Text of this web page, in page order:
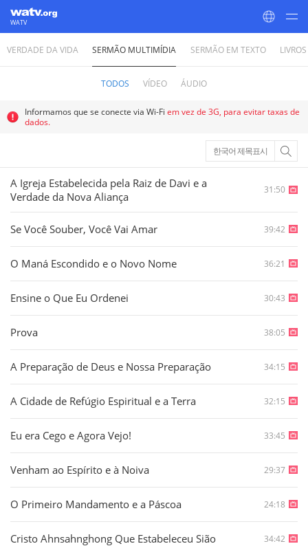
WATV
World Mission Society Church of God
VERDADE DA VIDA SERMÃO MULTIMÍDIA SERMÃO EM TEXTO
TODOS VÍDEO ÁUDIO
Informamos que se conecte via Wi-Fi em vez de 3G, para evitar taxas de
dados.
한국어 제목표시
A Igreja Estabelecida pela Raiz de Davi e a
Verdade da Nova Aliança
31:50
Se Você Souber, Você Vai Amar 39:42
O Maná Escondido e o Novo Nome 36:21
Ensine o Que Eu Ordenei 30:43
Prova 38:05
A Preparação de Deus e Nossa Preparação 34:15
A Cidade de Refúgio Espiritual e a Terra 32:15
Eu era Cego e Agora Vejo! 33:45
Venham ao Espírito e à Noiva 29:37
O Primeiro Mandamento e a Páscoa 24:18
Cristo Ahnsahnghong Que Estabeleceu Sião 34:42